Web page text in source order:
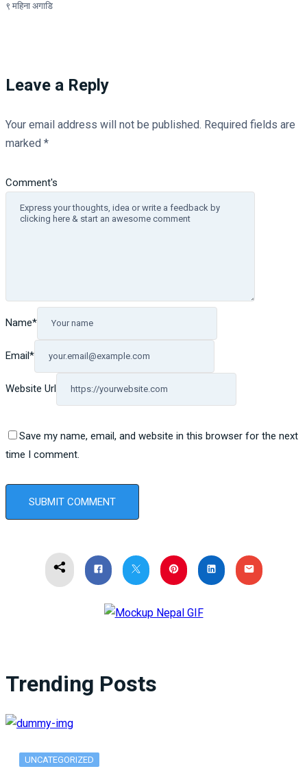
९ महिना अगाडि
Leave a Reply
Your email address will not be published. Required fields are
marked *
Comment's
Name*
Email*
Website Url
Save my name, email, and website in this browser for the next
time I comment.
Trending Posts
UNCATEGORIZED